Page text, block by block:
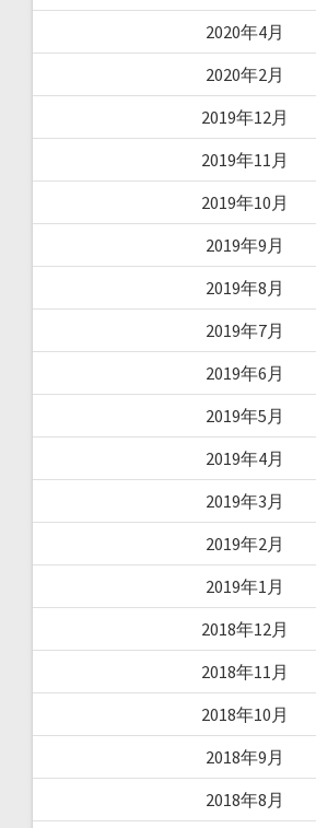
2020年4月
2020年2月
2019年12月
2019年11月
2019年10月
2019年9月
2019年8月
2019年7月
2019年6月
2019年5月
2019年4月
2019年3月
2019年2月
2019年1月
2018年12月
2018年11月
2018年10月
2018年9月
2018年8月